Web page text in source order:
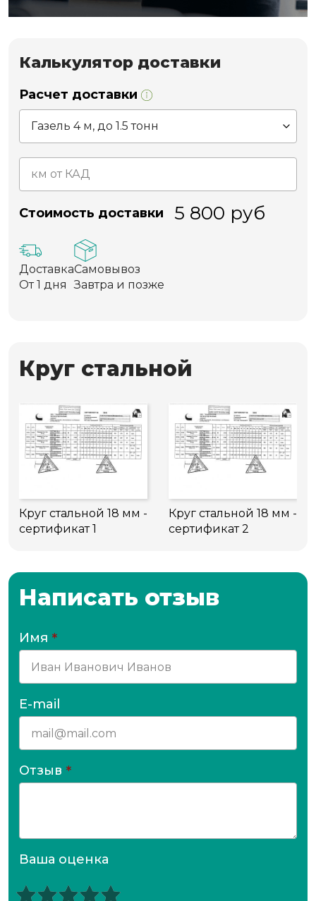
Калькулятор доставки
Расчет доставки
Стоимость доставки 5 800 руб
Доставка
От 1 дня
Самовывоз
Завтра и позже
Круг стальной
Круг стальной 18 мм -
сертификат 1
Круг стальной 18 мм -
сертификат 2
Написать отзыв
Имя *
E-mail
Отзыв *
Ваша оценка